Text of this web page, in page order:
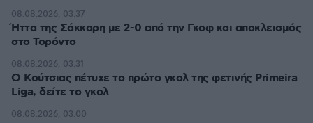
Ήττα της Σάκκαρη με 2-0 από την Γκοφ και αποκλεισμός
στο Τορόντο
08.08.2026, 03:37
Ο Κούτσιας πέτυχε το πρώτο γκολ της φετινής Primeira
Liga, δείτε το γκολ
08.08.2026, 03:31
08.08.2026, 03:00